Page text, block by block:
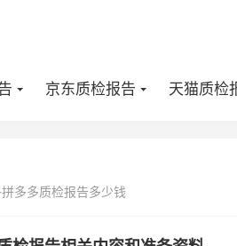
京东质检报告 天猫质检
多多质检报告多少钱